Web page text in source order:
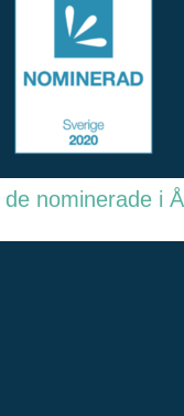
nominerade i